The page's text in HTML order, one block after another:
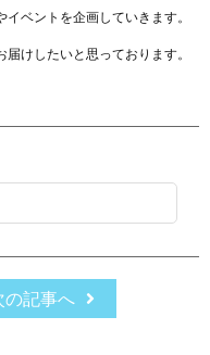
ベントを企画していきます。
けしたいと思っております。
の記事へ